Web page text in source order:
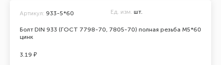
Болт DIN 933 (ГОСТ 7798-70, 7805-70) полная резьба М5*60
цинк
Артикул: 933-5*60 Ед. изм. шт.
3.19 ₽